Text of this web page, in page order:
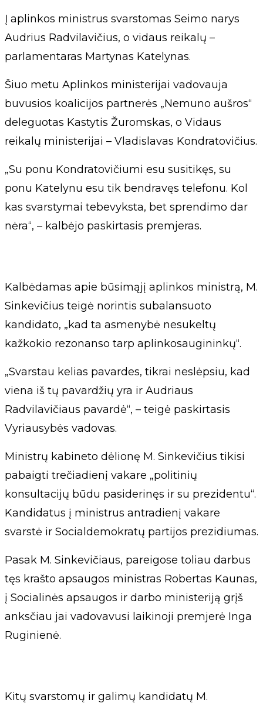
Į aplinkos ministrus svarstomas Seimo narys
Audrius Radvilavičius, o vidaus reikalų –
parlamentaras Martynas Katelynas.
Šiuo metu Aplinkos ministerijai vadovauja
buvusios koalicijos partnerės „Nemuno aušros“
deleguotas Kastytis Žuromskas, o Vidaus
reikalų ministerijai – Vladislavas Kondratovičius.
„Su ponu Kondratovičiumi esu susitikęs, su
ponu Katelynu esu tik bendravęs telefonu. Kol
kas svarstymai tebevyksta, bet sprendimo dar
nėra“, – kalbėjo paskirtasis premjeras.
Kalbėdamas apie būsimąjį aplinkos ministrą, M.
Sinkevičius teigė norintis subalansuoto
kandidato, „kad ta asmenybė nesukeltų
kažkokio rezonanso tarp aplinkosaugininkų“.
„Svarstau kelias pavardes, tikrai neslėpsiu, kad
viena iš tų pavardžių yra ir Audriaus
Radvilavičiaus pavardė“, – teigė paskirtasis
Vyriausybės vadovas.
Ministrų kabineto dėlionę M. Sinkevičius tikisi
pabaigti trečiadienį vakare „politinių
konsultacijų būdu pasiderinęs ir su prezidentu“.
Kandidatus į ministrus antradienį vakare
svarstė ir Socialdemokratų partijos prezidiumas.
Pasak M. Sinkevičiaus, pareigose toliau darbus
tęs krašto apsaugos ministras Robertas Kaunas,
į Socialinės apsaugos ir darbo ministeriją grįš
anksčiau jai vadovavusi laikinoji premjerė Inga
Ruginienė.
Kitų svarstomų ir galimų kandidatų M.